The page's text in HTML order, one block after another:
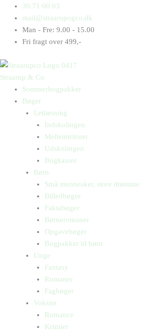
indholdet
30 71 00 03
mail@straarupogco.dk
Man - Fre: 9.00 - 15.00
Fri fragt over 499,-
Straarup & Co
Sommerbogpakker
Bøger
Letlæsning
Indskolingen
Mellemtrinnet
Udskolingen
Bogkasser
Børn
Små mennesker, store drømme
Billedbøger
Faktabøger
Børneromaner
Opgavebøger
Bogpakker til børn
Unge
Fantasy
Romaner
Fagbøger
Voksne
Romance
Krimier
Products
search
Products
search
Marcus
Rashford